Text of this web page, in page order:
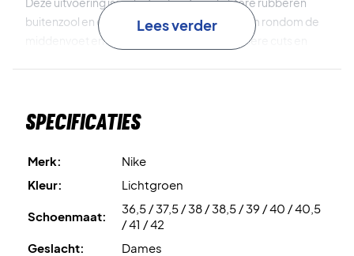
buitenzool en een geoptimaliseerde pasvorm rondom de
middenvoet en hiel, waardoor je nog scherpere cuts en
schokabsorptie tijdens het belangrijkste afzetmoment.
Flexibele voorvoetbiedt een natuurlijk en soepel gevoel in
je beweging.
Lichte rubberen buitenzool
Lees verder
Specificaties
Merk:
Nike
Kleur:
Lichtgroen
Schoenmaat:
36,5 / 37,5 / 38 / 38,5 / 39 / 40 / 40,5
/ 41 / 42
Geslacht:
Dames